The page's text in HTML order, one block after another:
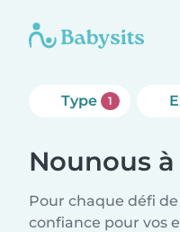
Type 1
Nounous
Pour chaque défi
confiance pour vos